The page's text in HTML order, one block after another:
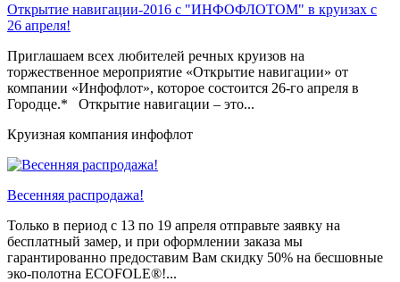
Открытие навигации-2016 с "ИНФОФЛОТОМ" в круизах с
26 апреля!
Приглашаем всех любителей речных круизов на
торжественное мероприятие «Открытие навигации» от
компании «Инфофлот», которое состоится 26-го апреля в
Городце.* Открытие навигации – это...
Круизная компания инфофлот
Весенняя распродажа!
Только в период c 13 по 19 апреля отправьте заявку на
бесплатный замер, и при оформлении заказа мы
гарантированно предоставим Вам скидку 50% на бесшовные
эко-полотна ECOFOLE®!...